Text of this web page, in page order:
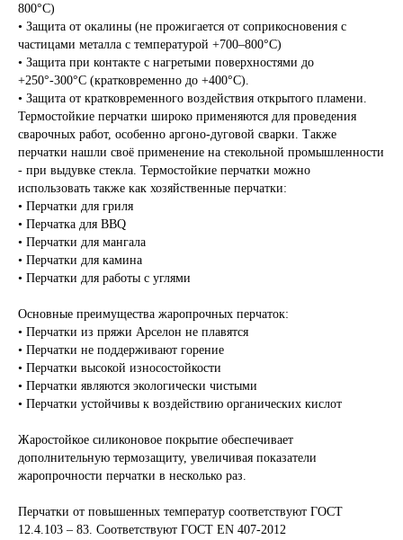
800°С)
• Защита от окалины (не прожигается от соприкосновения с
частицами металла с температурой +700–800°С)
• Защита при контакте с нагретыми поверхностями до
+250°-300°С (кратковременно до +400°С).
• Защита от кратковременного воздействия открытого пламени.
Термостойкие перчатки широко применяются для проведения
сварочных работ, особенно аргоно-дуговой сварки. Также
перчатки нашли своё применение на стекольной промышленности
- при выдувке стекла. Термостойкие перчатки можно
использовать также как хозяйственные перчатки:
• Перчатки для гриля
• Перчатка для BBQ
• Перчатки для мангала
• Перчатки для камина
• Перчатки для работы с углями
Основные преимущества жаропрочных перчаток:
• Перчатки из пряжи Арселон не плавятся
• Перчатки не поддерживают горение
• Перчатки высокой износостойкости
• Перчатки являются экологически чистыми
• Перчатки устойчивы к воздействию органических кислот
Жаростойкое силиконовое покрытие обеспечивает
дополнительную термозащиту, увеличивая показатели
жаропрочности перчатки в несколько раз.
Перчатки от повышенных температур соответствуют ГОСТ
12.4.103 – 83. Соответствуют ГОСТ EN 407-2012